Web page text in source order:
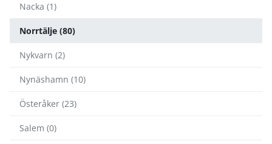
Nacka (1)
Norrtälje (80)
Nykvarn (2)
Nynäshamn (10)
Österåker (23)
Salem (0)